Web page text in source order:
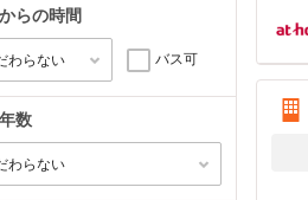
らの時間
バス可
数